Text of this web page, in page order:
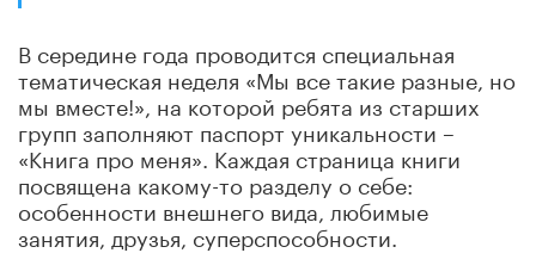
В середине года проводится специальная
тематическая неделя «Мы все такие разные, но
мы вместе!», на которой ребята из старших
групп заполняют паспорт уникальности –
«Книга про меня». Каждая страница книги
посвящена какому-то разделу о себе:
особенности внешнего вида, любимые
занятия, друзья, суперспособности.